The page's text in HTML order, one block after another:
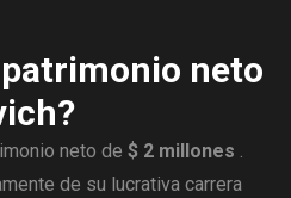
neto
neto de $ 2 millones .
de su lucrativa carrera